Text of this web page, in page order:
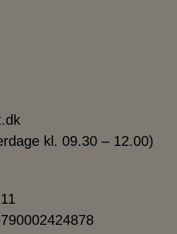
kl. 09.30 – 12.00)